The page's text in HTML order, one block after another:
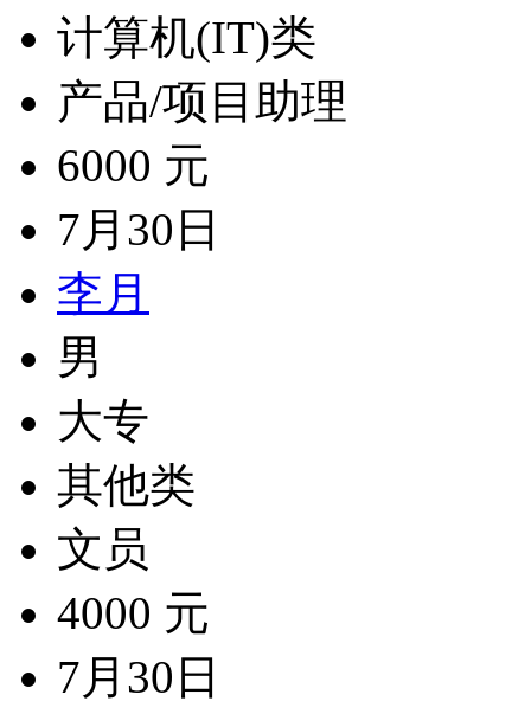
计算机(IT)类
产品/项目助理
6000 元
7月30日
李月
男
大专
其他类
文员
4000 元
7月30日